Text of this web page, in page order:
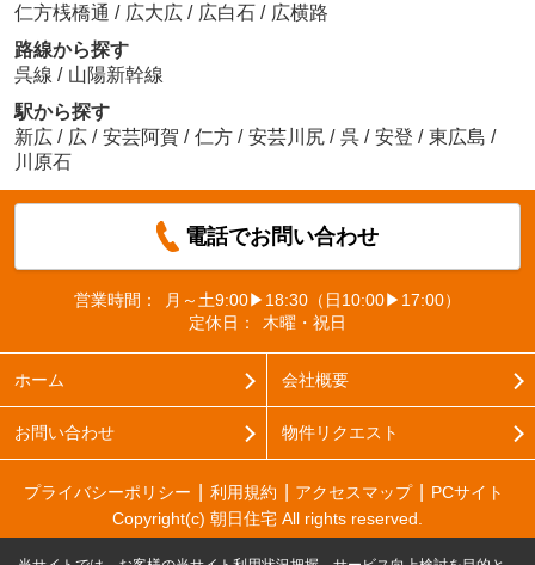
仁方桟橋通 / 広大広 / 広白石 / 広横路
路線から探す
呉線 / 山陽新幹線
駅から探す
新広 / 広 / 安芸阿賀 / 仁方 / 安芸川尻 / 呉 / 安登 / 東広島 /
川原石
電話でお問い合わせ
営業時間：
月～土9:00▶18:30（日10:00▶17:00）
定休日：
木曜・祝日
ホーム 会社概要
お問い合わせ 物件リクエスト
プライバシーポリシー 利用規約 アクセスマップ
PCサイト
Copyright(c) 朝日住宅 All rights reserved.